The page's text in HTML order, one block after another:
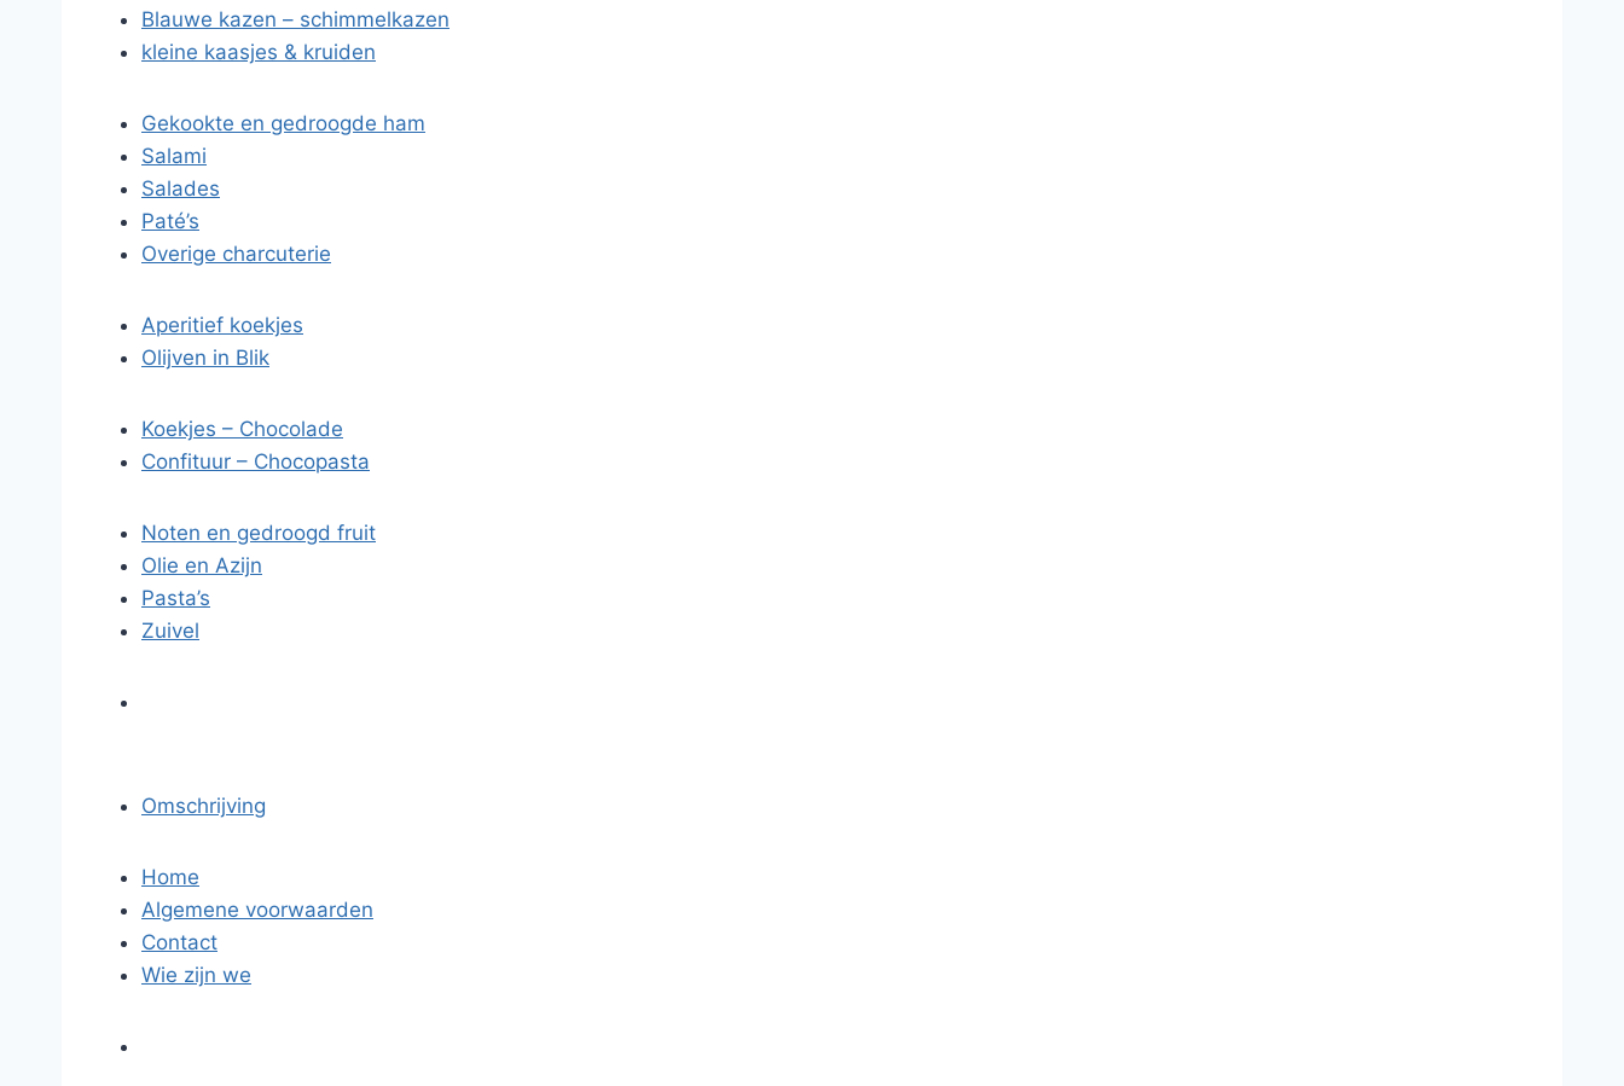
Blauwe kazen – schimmelkazen
kleine kaasjes & kruiden
Gekookte en gedroogde ham
Salami
Salades
Paté’s
Overige charcuterie
Aperitief koekjes
Olijven in Blik
Koekjes – Chocolade
Confituur – Chocopasta
Noten en gedroogd fruit
Olie en Azijn
Pasta’s
Zuivel
Omschrijving
Home
Algemene voorwaarden
Contact
Wie zijn we